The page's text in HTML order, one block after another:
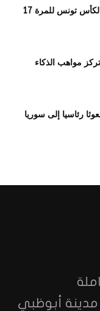
الترجي الرياضي التونسي بطلا لكأس تونس للمرة 17
مواهب الذكاء
رئاسيا إلى سوريا
مدينة أبوظبي